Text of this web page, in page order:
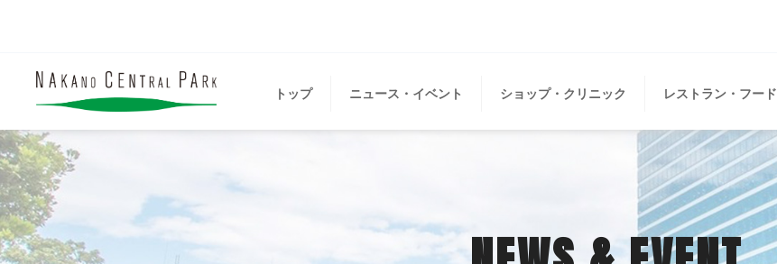
トップ ニュース・イベント ショップ・クリニック レストラン・フード